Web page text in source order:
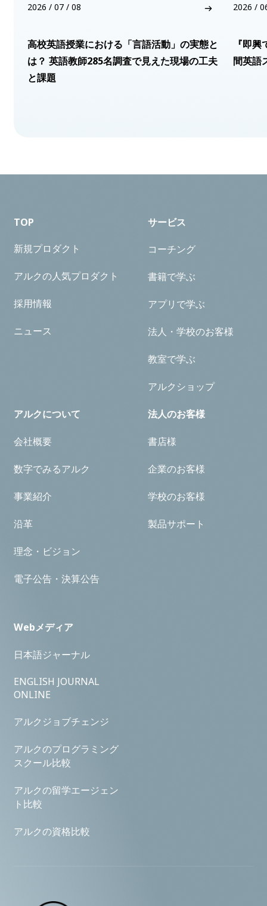
2026 / 07 / 08
高校英語授業における「言語活動」の実態と
は？ 英語教師285名調査で見えた現場の工夫
と課題
2026 /
『即
間英語
TOP
新規プロダクト
アルクの人気プロダクト
採用情報
ニュース
アルクについて
会社概要
数字でみるアルク
事業紹介
沿革
理念・ビジョン
電子公告・決算公告
サービス
コーチング
書籍で学ぶ
アプリで学ぶ
法人・学校のお客様
教室で学ぶ
アルクショップ
法人のお客様
書店様
企業のお客様
学校のお客様
製品サポート
Webメディア
日本語ジャーナル
ENGLISH JOURNAL
ONLINE
アルクジョブチェンジ
アルクのプログラミング
スクール比較
アルクの留学エージェン
ト比較
アルクの資格比較